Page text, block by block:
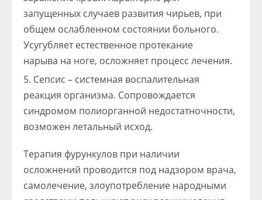
запущенных случаев развития чирьев, при
общем ослабленном состоянии больного.
Усугубляет естественное протекание
нарыва на ноге, осложняет процесс лечения.
Сепсис – системная воспалительная
реакция организма. Сопровождается
синдромом полиорганной недостатночности,
возможен летальный исход.
Терапия фурункулов при наличии
осложнений проводится под надзором врача,
самолечение, злоупотребление народными